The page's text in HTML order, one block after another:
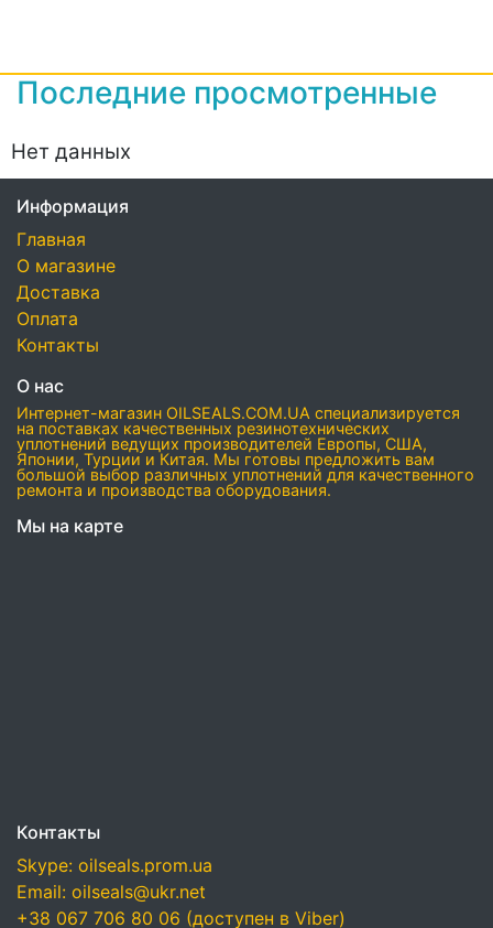
Последние просмотренные
Нет данных
Информация
Главная
О магазине
Доставка
Оплата
Контакты
О нас
Интернет-магазин OILSEALS.COM.UA специализируется
на поставках качественных резинотехнических
уплотнений ведущих производителей Европы, США,
Японии, Турции и Китая. Мы готовы предложить вам
большой выбор различных уплотнений для качественного
ремонта и производства оборудования.
Мы на карте
Контакты
Skype: oilseals.prom.ua
Email: oilseals@ukr.net
+38 067 706 80 06 (доступен в Viber)